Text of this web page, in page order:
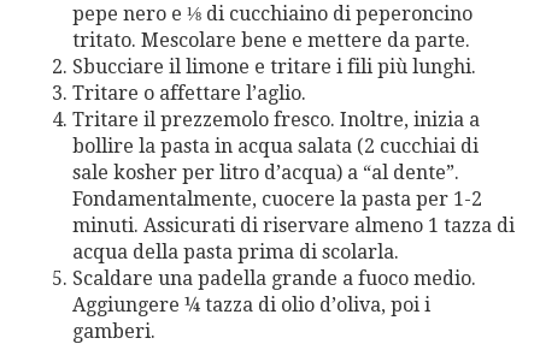
pepe nero e ⅛ di cucchiaino di peperoncino
tritato. Mescolare bene e mettere da parte.
Sbucciare il limone e tritare i fili più lunghi.
Tritare o affettare l’aglio.
Tritare il prezzemolo fresco. Inoltre, inizia a
bollire la pasta in acqua salata (2 cucchiai di
sale kosher per litro d’acqua) a “al dente”.
Fondamentalmente, cuocere la pasta per 1-2
minuti. Assicurati di riservare almeno 1 tazza di
acqua della pasta prima di scolarla.
Scaldare una padella grande a fuoco medio.
Aggiungere ¼ tazza di olio d’oliva, poi i
gamberi.